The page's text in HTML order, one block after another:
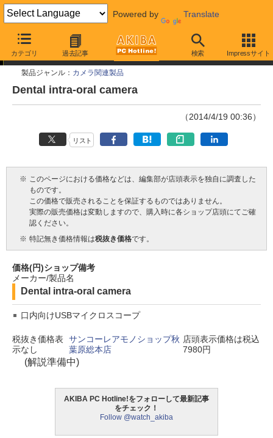
Powered by Translate
カテゴリ 過去記事 検索 Impressサイト
今週見つけた新製品
製品ジャンル： カメラ関連製品
Dental intra-oral camera
（2014/4/19 00:36）
リスト
※ このページにおける価格などは、編集部が店頭表示を独自に調査した
ものです。
この価格で販売されることを保証するものではありません。
実際の販売価格は変動しますので、購入時に各ショップ店頭にてご確
認ください。
※ 特記無き価格情報は税抜き価格です。
価格(円)ショップ備考
メーカー/製品名
Dental intra-oral camera
口内向けUSBマイクロスコープ
税抜き価格表
示なし
サンコーレアモノショップ秋
葉原総本店
店頭表示価格は税込
7980円
(解説準備中)
AKIBA PC Hotline!をフォローして最新記事
をチェック！
Follow @watch_akiba